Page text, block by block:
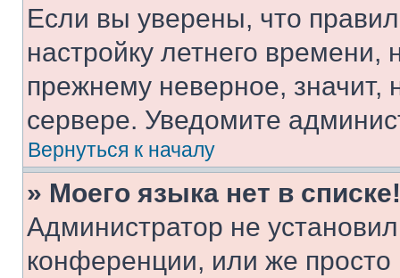
Если вы уверены, что
настройку летнего
прежнему неверное, значит,
сервере. Уведомите
Вернуться к началу
» Моего языка нет в списке!
Администратор не
конференции, или же